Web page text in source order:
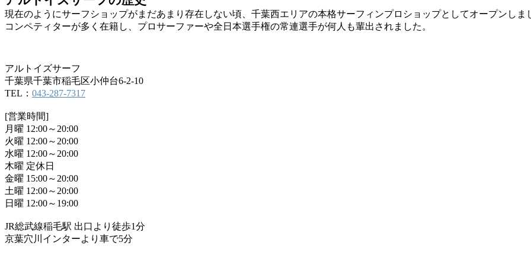
現在のようにサーフショップがまだあまり存在しない頃、千葉西エリアの本格サーフィンプロショップとしてオープンしま
コンペティターが多く在籍し、プロサーファーや全日本選手権の常連選手が何人も輩出されました。
アルトイズサーフ
千葉県千葉市稲毛区小仲台6-2-10
TEL： 043-287-7317
[営業時間]
月曜 12:00～20:00
火曜 12:00～20:00
水曜 12:00～20:00
木曜 定休日
金曜 15:00～20:00
土曜 12:00～20:00
日曜 12:00～19:00
JR総武線稲毛駅 出口より徒歩1分
京葉穴川インターより車で5分